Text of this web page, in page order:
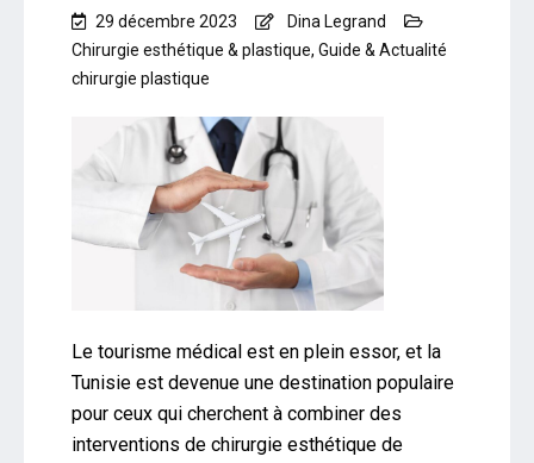
29 décembre 2023
Dina Legrand
Chirurgie esthétique & plastique, Guide & Actualité
chirurgie plastique
Le tourisme médical est en plein essor, et la
Tunisie est devenue une destination populaire
pour ceux qui cherchent à combiner des
interventions de chirurgie esthétique de